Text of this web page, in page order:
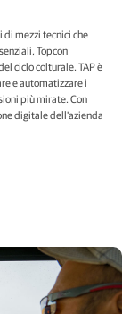
mezzi tecnici che
Topcon
ciclo colturale. TAP è
e automatizzare i
più mirate. Con
digitale dell'azienda